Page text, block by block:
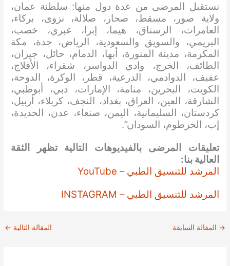
نستقبل المرضى من عدة دول منها: سلطنة عمان،
ولاية صور، مسقط، صحار، صلالة، نزوى، بركاء،
العامرات، الرستاق، هيما، إبرا، عبري، خصب،
البريمي، والسويق والسعودية، الرياض، جدة، مكة
المكرمة، مدينة المنورة، أبها، الدمام، حائل، جيزان،
الطائف، الخرج، وادي الدواسر، شقراء، الأفلاج،
عفيف، الدوادمي، الدرعية، قطر، الوكرة، الدوحة،
الكويت، البحرين، منامة، الإمارات، دبي، أبوظبي،
الشارقة، العين، العراق، بغداد، النجف، كربلاء، أربيل،
كردستان، السليمانية، اليمن، صنعاء، عدن، الحديدة،
إب، الخرطوم، السودان”.
تعليقات المرضى بالفيديوهات التالية تظهر الثقة
العالية بنا:
المرشد للتنسيق الطبي – YouTube
المرشد للتنسيق الطبي – INSTAGRAM
→ المقالة السابقة المقالة التالية ←